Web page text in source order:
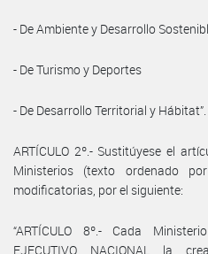
- De Ambiente y Desarrollo
- De Turismo y Deportes
- De Desarrollo Territorial y Hábitat”.
ARTÍCULO 2º.- Sustitúyese el
Ministerios (texto ordenado
modificatorias, por el siguiente:
“ARTÍCULO 8º.- Cada
EJECUTIVO NACIONAL la